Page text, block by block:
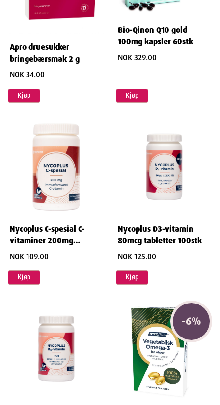
Apro druesukker
bringebærsmak 2 g
NOK 34.00
Kjøp
Bio-Qinon Q10 gold
100mg kapsler 60stk
NOK 329.00
Kjøp
Nycoplus C-spesial C-
vitaminer 200mg
depottabletter 100 stk
NOK 109.00
Kjøp
Nycoplus D3-vitamin
80mcg tabletter 100stk
NOK 125.00
Kjøp
-6%